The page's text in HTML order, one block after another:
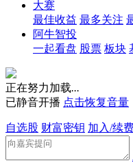
大赛
最佳收益 最多关注
阿牛智投
一起看盘 股票 板块
正在努力加载...
已静音开播 点击恢复音量
自选股 财富密钥 加入/续